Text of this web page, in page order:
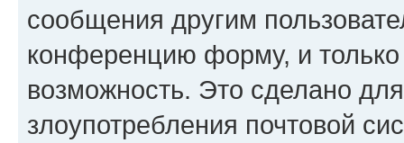
сообщения другим
конференцию форму, и
возможность. Это сделано
злоупотребления почтовой